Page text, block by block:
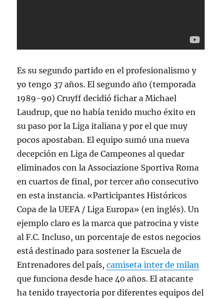
Es su segundo partido en el profesionalismo y
yo tengo 37 años. El segundo año (temporada
1989-90) Cruyff decidió fichar a Michael
Laudrup, que no había tenido mucho éxito en
su paso por la Liga italiana y por el que muy
pocos apostaban. El equipo sumó una nueva
decepción en Liga de Campeones al quedar
eliminados con la Associazione Sportiva Roma
en cuartos de final, por tercer año consecutivo
en esta instancia. «Participantes Históricos
Copa de la UEFA / Liga Europa» (en inglés). Un
ejemplo claro es la marca que patrocina y viste
al F.C. Incluso, un porcentaje de estos negocios
está destinado para sostener la Escuela de
Entrenadores del país,camiseta inter de milan
que funciona desde hace 40 años. El atacante
ha tenido trayectoria por diferentes equipos del